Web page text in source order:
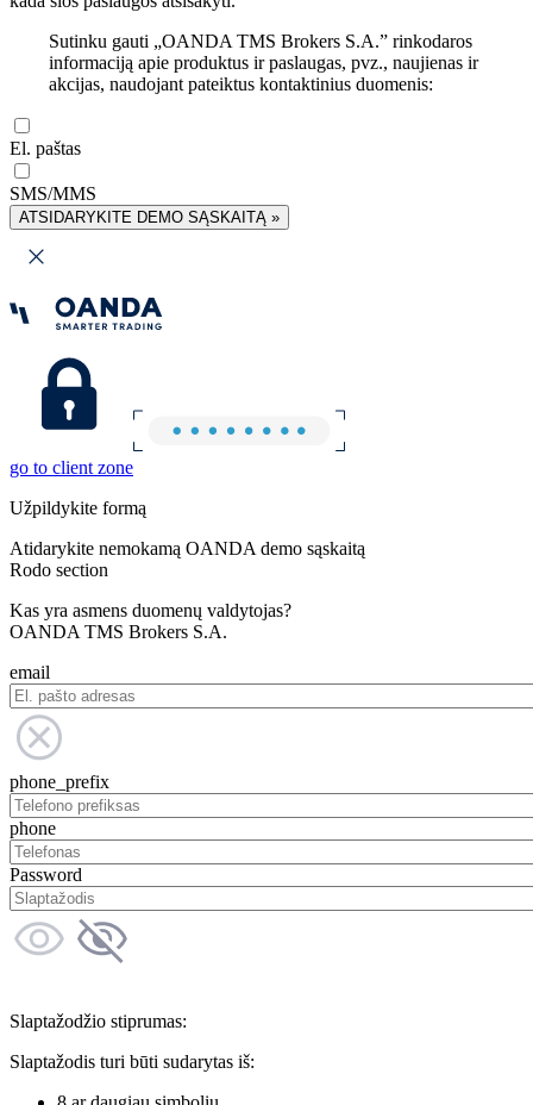
Sutinku gauti „OANDA TMS Brokers S.A.” rinkodaros
informaciją apie produktus ir paslaugas, pvz., naujienas ir
akcijas, naudojant pateiktus kontaktinius duomenis:
El. paštas
SMS/MMS
ATSIDARYKITE DEMO SĄSKAITĄ »
go to client zone
Užpildykite formą
Atidarykite nemokamą OANDA demo sąskaitą
Rodo section
Kas yra asmens duomenų valdytojas?
OANDA TMS Brokers S.A.
email
phone_prefix
phone
Password
Slaptažodžio stiprumas:
Slaptažodis turi būti sudarytas iš: